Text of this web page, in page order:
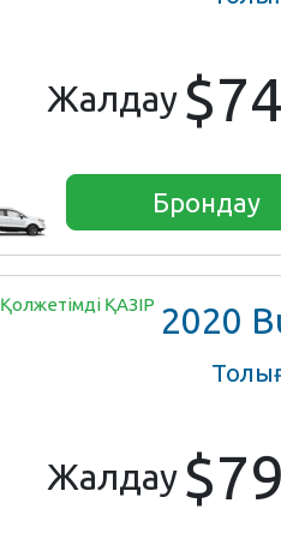
Жалдау
Брондау
Қолжетімді ҚАЗІР 2020 Buick
Жалдау